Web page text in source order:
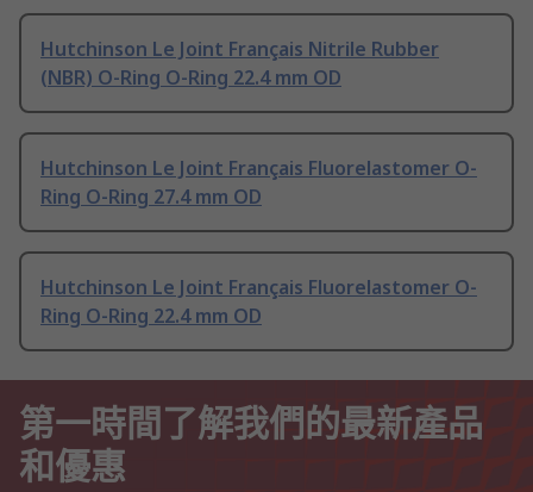
Hutchinson Le Joint Français Nitrile Rubber
(NBR) O-Ring O-Ring 22.4 mm OD
Hutchinson Le Joint Français Fluorelastomer O-
Ring O-Ring 27.4 mm OD
Hutchinson Le Joint Français Fluorelastomer O-
Ring O-Ring 22.4 mm OD
第一時間了解我們的最新產品
和優惠